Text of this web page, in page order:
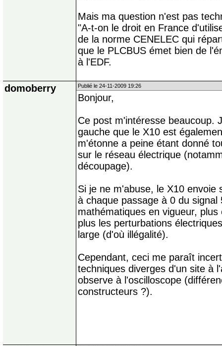
Mais ma question n'est pas
"A-t-on le droit en France
de la norme CENELEC qui
que le PLCBUS émet bien de
à l'EDF.
domoberry Publié le 24-11-2009 19:26
Bonjour,
Ce post m'intéresse beaucoup.
gauche que le X10 est
m'étonne a peine étant donné
sur le réseau électrique
découpage).
Si je ne m'abuse, le X10 envoie
à chaque passage à 0 du signal
mathématiques en vigueur,
plus les perturbations
large (d'où illégalité).
Cependant, ceci me paraît
techniques diverges d'un site à
observe à l'oscilloscope
constructeurs ?).